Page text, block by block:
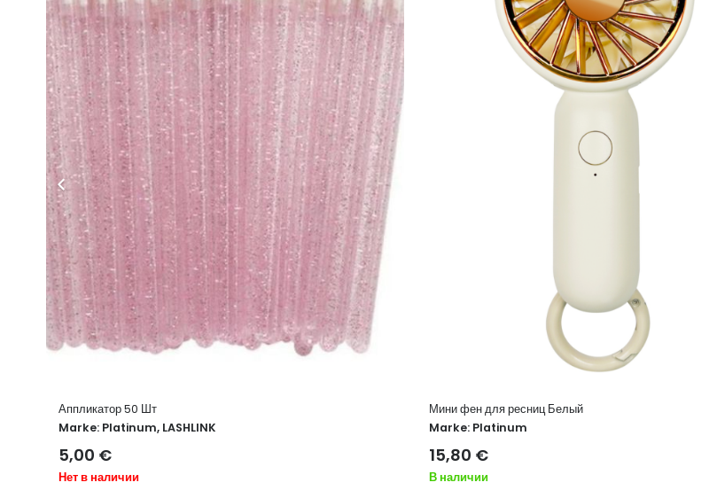
Marke:
Пинцет Black Laser PLATINUM